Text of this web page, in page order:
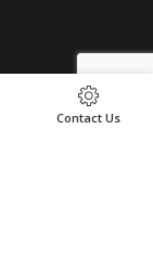
Contact Us